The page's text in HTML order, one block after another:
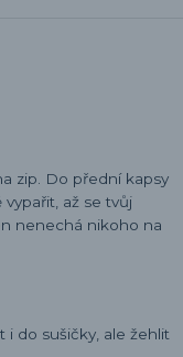
zip. Do přední kapsy
až se tvůj
nenechá nikoho na
do sušičky, ale žehlit